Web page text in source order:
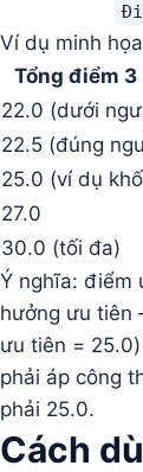
Ví dụ minh
Tổng điểm 3
22.0 (dưới
22.5 (đúng
25.0 (ví dụ
27.0
30.0 (tối đa)
Ý nghĩa: điểm
hưởng ưu tiên
ưu tiên =
phải áp công
phải 25.0.
Cách